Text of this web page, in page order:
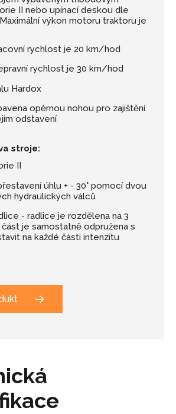
II nebo upínací deskou dle
výkon motoru traktoru je
rychlost je 20 km/hod
rychlost je 30 km/hod
Hardox
opěrnou nohou pro zajištění
odstavení
stroje:
II
úhlu + - 30° pomocí dvou
hydraulických válců
- radlice je rozdělena na 3
část je samostatně odpružena s
na každé části intenzitu